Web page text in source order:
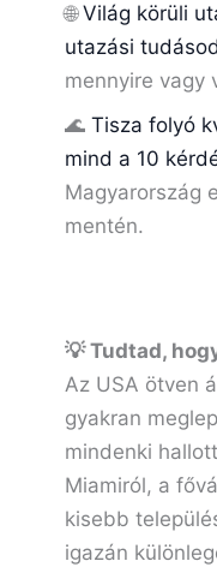
🌐Világ körüli
utazási
mennyire vagy
🌊 Tisza folyó
mind a 10
Magyarország
mentén.
💡 Tudtad,
Az USA ötven
gyakran
mindenki
Miamiról, a
kisebb
igazán